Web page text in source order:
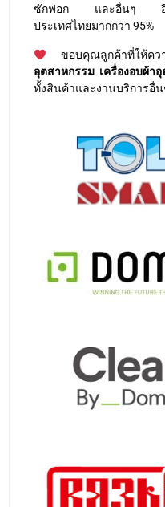
ซักฟอก และอื่นๆ อีกทั้ง
ประเทศไทยมากกว่า 95%
ขอบคุณลูกค้าที่ให้ค
อุตสาหกรรม เครื่องอบผ้า
ทั้งสินค้าและงานบริการอื่